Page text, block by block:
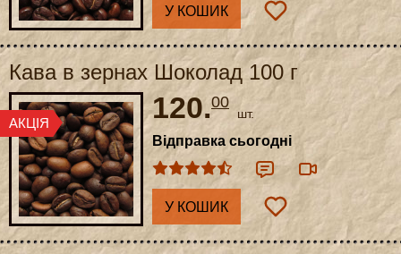
У КОШИК
Кава в зернах Шоколад 100 г
120.00
шт.
Відправка сьогодні
У КОШИК